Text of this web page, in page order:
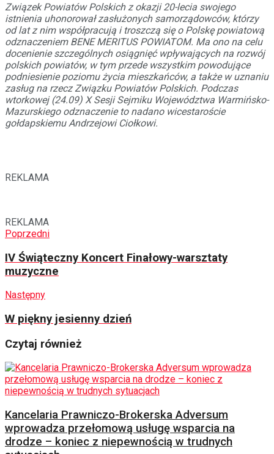
Związek Powiatów Polskich z okazji 20-lecia swojego
istnienia uhonorował zasłużonych samorządowców, którzy
od lat z nim współpracują i troszczą się o Polskę powiatową
odznaczeniem BENE MERITUS POWIATOM. Ma ono na celu
docenienie szczególnych osiągnięć wpływających na rozwój
polskich powiatów, w tym przede wszystkim powodujące
podniesienie poziomu życia mieszkańców, a także w uznaniu
zasług na rzecz Związku Powiatów Polskich. Podczas
wtorkowej (24.09) X Sesji Sejmiku Województwa Warmińsko-
Mazurskiego odznaczenie to nadano wicestaroście
gołdapskiemu Andrzejowi Ciołkowi.
REKLAMA
REKLAMA
Poprzedni
IV Świąteczny Koncert Finałowy-warsztaty
muzyczne
Następny
W piękny jesienny dzień
Czytaj również
Kancelaria Prawniczo-Brokerska Adversum
wprowadza przełomową usługę wsparcia na
drodze – koniec z niepewnością w trudnych